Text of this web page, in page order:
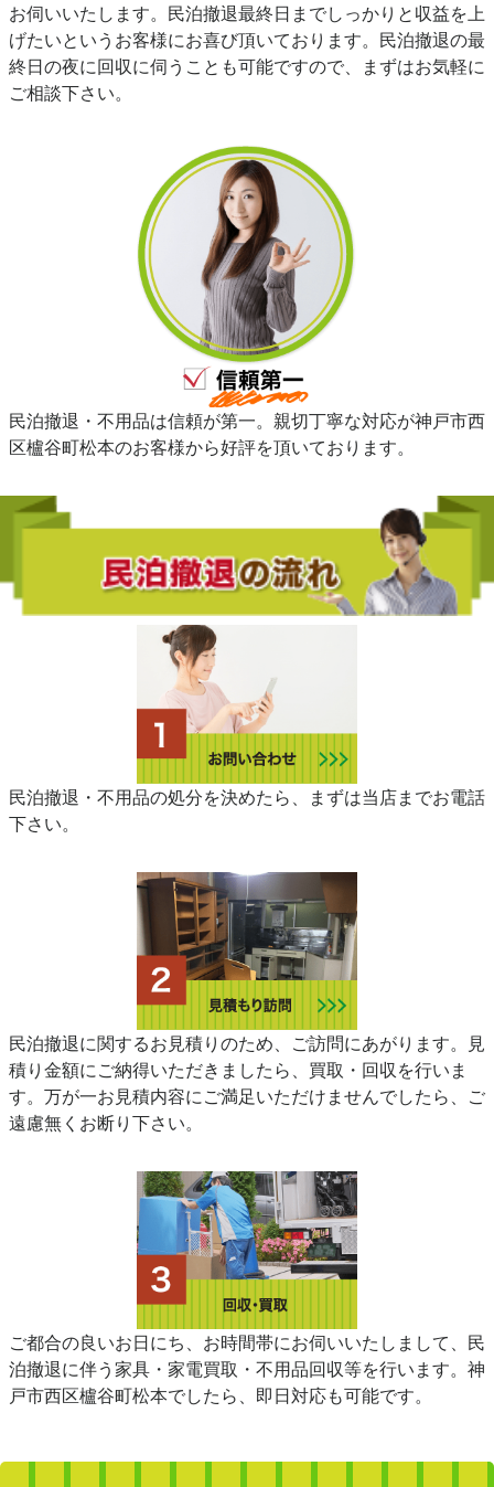
お伺いいたします。民泊撤退最終日までしっかりと収益を上
げたいというお客様にお喜び頂いております。民泊撤退の最
終日の夜に回収に伺うことも可能ですので、まずはお気軽に
ご相談下さい。
民泊撤退・不用品は信頼が第一。親切丁寧な対応が神戸市西
区櫨谷町松本のお客様から好評を頂いております。
民泊撤退・不用品の処分を決めたら、まずは当店までお電話
下さい。
民泊撤退に関するお見積りのため、ご訪問にあがります。見
積り金額にご納得いただきましたら、買取・回収を行いま
す。万が一お見積内容にご満足いただけませんでしたら、ご
遠慮無くお断り下さい。
ご都合の良いお日にち、お時間帯にお伺いいたしまして、民
泊撤退に伴う家具・家電買取・不用品回収等を行います。神
戸市西区櫨谷町松本でしたら、即日対応も可能です。